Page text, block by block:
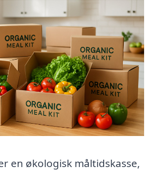
en økologisk måltidskasse,